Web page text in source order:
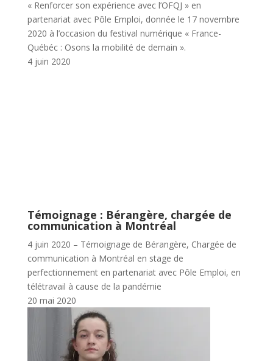
« Renforcer son expérience avec l’OFQJ » en
partenariat avec Pôle Emploi, donnée le 17 novembre
2020 à l’occasion du festival numérique « France-
Québéc : Osons la mobilité de demain ».
4 juin 2020
Témoignage : Bérangère, chargée de
communication à Montréal
4 juin 2020 – Témoignage de Bérangère, Chargée de
communication à Montréal en stage de
perfectionnement en partenariat avec Pôle Emploi, en
télétravail à cause de la pandémie
20 mai 2020